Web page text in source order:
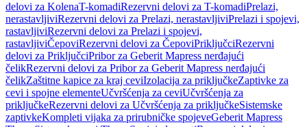
delovi za KolenaT-komadiRezervni delovi za T-komadiPrelazi,
nerastavljiviRezervni delovi za Prelazi, nerastavljiviPrelazi i spojevi,
rastavljiviRezervni delovi za Prelazi i spojevi,
rastavljiviČepoviRezervni delovi za ČepoviPriključciRezervni
delovi za PriključciPribor za Geberit Mapress nerđajući
čelikRezervni delovi za Pribor za Geberit Mapress nerđajući
čelikZaštitne kapice za kraj ceviIzolacija za priključkeZaptivke za
cevi i spojne elementeUčvršćenja za ceviUčvršćenja za
priključkeRezervni delovi za Učvršćenja za priključkeSistemske
zaptivkeKompleti vijaka za prirubničke spojeveGeberit Mapress